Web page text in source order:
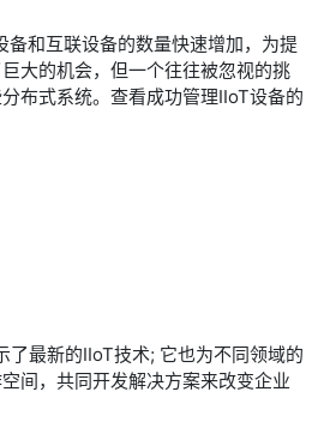
备和互联设备的数量快速增加，为提
大的机会，但一个往往被忽视的挑
布式系统。查看成功管理IIoT设备的
了最新的IIoT技术; 它也为不同领域的
间，共同开发解决方案来改变企业